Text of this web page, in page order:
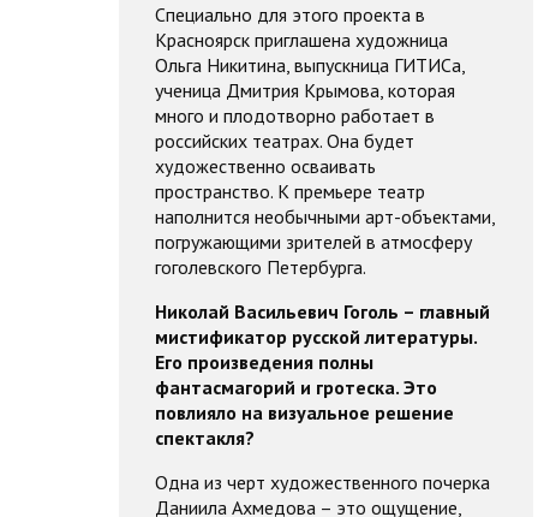
Специально для этого проекта в
Красноярск приглашена художница
Ольга Никитина, выпускница ГИТИСа,
ученица Дмитрия Крымова, которая
много и плодотворно работает в
российских театрах. Она будет
художественно осваивать
пространство. К премьере театр
наполнится необычными арт-объектами,
погружающими зрителей в атмосферу
гоголевского Петербурга.
Николай Васильевич Гоголь – главный
мистификатор русской литературы.
Его произведения полны
фантасмагорий и гротеска. Это
повлияло на визуальное решение
спектакля?
Одна из черт художественного почерка
Даниила Ахмедова – это ощущение,